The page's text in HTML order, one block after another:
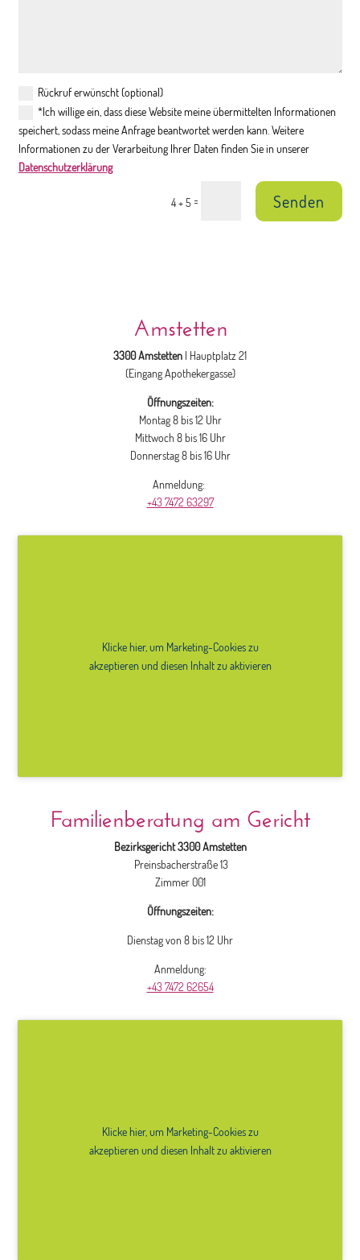
Rückruf erwünscht (optional)
*Ich willige ein, dass diese Website meine übermittelten Informationen
speichert, sodass meine Anfrage beantwortet werden kann. Weitere
Informationen zu der Verarbeitung Ihrer Daten finden Sie in unserer
Datenschutzerklärung
4 + 5= Senden
Amstetten
3300 Amstetten | Hauptplatz 21
(Eingang Apothekergasse)
Öffnungszeiten:
Montag 8 bis 12 Uhr
Mittwoch 8 bis 16 Uhr
Donnerstag 8 bis 16 Uhr
Anmeldung:
+43 7472 63297
Klicke hier, um Marketing-Cookies zu
akzeptieren und diesen Inhalt zu aktivieren
Familienberatung am Gericht
Bezirksgericht 3300 Amstetten
Preinsbacherstraße 13
Zimmer 001
Öffnungszeiten:
Dienstag von 8 bis 12 Uhr
Anmeldung:
+43 7472 62654
Klicke hier, um Marketing-Cookies zu
akzeptieren und diesen Inhalt zu aktivieren